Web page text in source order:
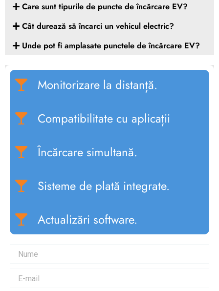
Monitorizare la distanță.
Compatibilitate cu aplicații
Încărcare simultană.
Sisteme de plată integrate.
Actualizări software.
Care sunt tipurile de puncte de încărcare EV?
Cât durează să încarci un vehicul electric?
Unde pot fi amplasate punctele de încărcare EV?